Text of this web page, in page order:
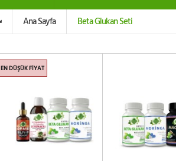
Ana Sayfa Beta Glukan Seti
EN DÜŞÜK FIYAT